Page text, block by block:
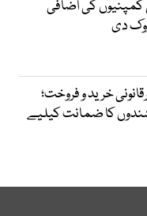
کی اضافی
دی
خرید و فروخت؛
باشندوں کا ضمانت کیلیے